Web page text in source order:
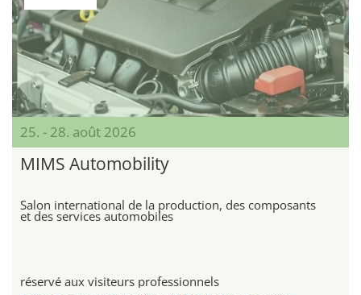
25. - 28. août 2026
MIMS Automobility
Salon international de la production, des composants
et des services automobiles
réservé aux visiteurs professionnels